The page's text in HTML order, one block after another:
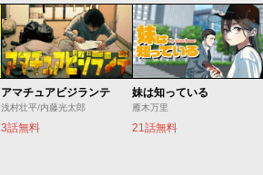
アマチュアビジランテ
浅村壮平/内藤光太郎
3話無料
妹は知っている
雁木万里
21話無料